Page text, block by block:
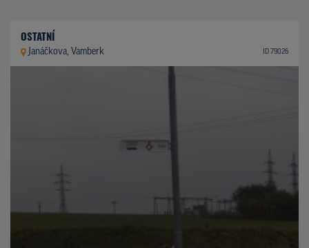
OSTATNÍ
Janáčkova, Vamberk ID 79026